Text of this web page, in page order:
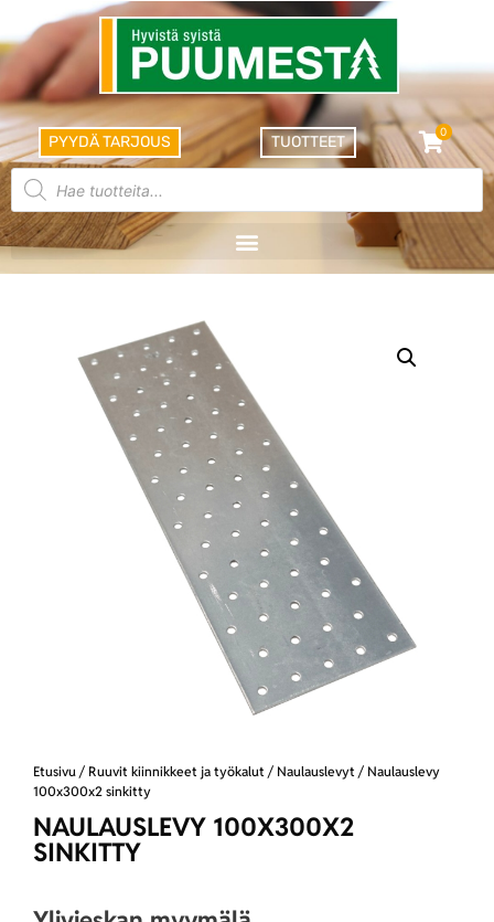
PYYDÄ TARJOUS TUOTTEET
0
Etusivu / Ruuvit kiinnikkeet ja työkalut / Naulauslevyt / Naulauslevy
100x300x2 sinkitty
NAULAUSLEVY 100X300X2
SINKITTY